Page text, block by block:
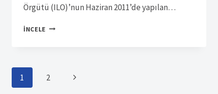
Örgütü (ILO)’nun Haziran 2011’de yapılan…
İNCELE SÜRELI
Page
1 2
Sonraki